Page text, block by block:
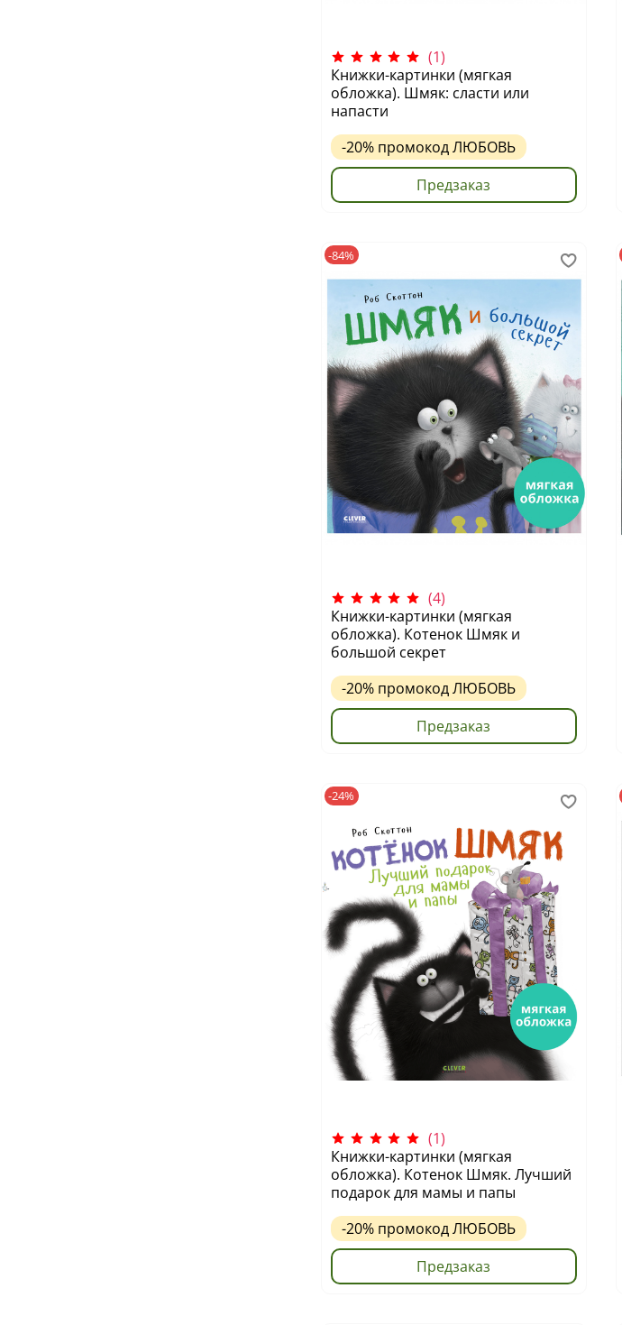
(1)
Книжки-картинки (мягкая
обложка). Шмяк: сласти или
напасти
-20% промокодЛЮБОВЬ
Предзаказ
-84%
(4)
Книжки-картинки (мягкая
обложка). Котенок Шмяк и
большой секрет
-20% промокодЛЮБОВЬ
Предзаказ
-24%
(1)
Книжки-картинки (мягкая
обложка). Котенок Шмяк. Лучший
подарок для мамы и папы
-20% промокодЛЮБОВЬ
Предзаказ